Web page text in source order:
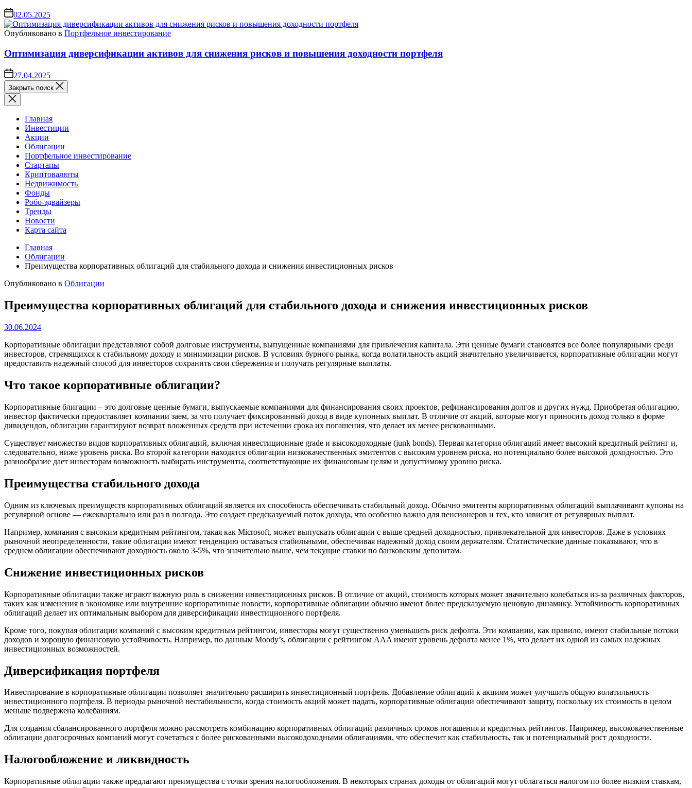
02.05.2025
Опубликовано в Портфельное инвестирование
Оптимизация диверсификации активов для снижения рисков и повышения доходности портфеля
27.04.2025
Закрыть поиск
Главная
Инвестиции
Акции
Облигации
Портфельное инвестирование
Стартапы
Криптовалюты
Недвижимость
Фонды
Робо-эдвайзеры
Тренды
Новости
Карта сайта
Главная
Облигации
Преимущества корпоративных облигаций для стабильного дохода и снижения инвестиционных рисков
Опубликовано в Облигации
Преимущества корпоративных облигаций для стабильного дохода и снижения инвестиционных рисков
30.06.2024
Корпоративные облигации представляют собой долговые инструменты, выпущенные компаниями для привлечения капитала. Эти ценные бумаги становятся все более популярными среди
инвесторов, стремящихся к стабильному доходу и минимизации рисков. В условиях бурного рынка, когда волатильность акций значительно увеличивается, корпоративные облигации могут
предоставить надежный способ для инвесторов сохранить свои сбережения и получать регулярные выплаты.
Что такое корпоративные облигации?
Корпоративные блигации – это долговые ценные бумаги, выпускаемые компаниями для финансирования своих проектов, рефинансирования долгов и других нужд. Приобретая облигацию,
инвестор фактически предоставляет компании заем, за что получает фиксированный доход в виде купонных выплат. В отличие от акций, которые могут приносить доход только в форме
дивидендов, облигации гарантируют возврат вложенных средств при истечении срока их погашения, что делает их менее рискованными.
Существует множество видов корпоративных облигаций, включая инвестиционные grade и высокодоходные (junk bonds). Первая категория облигаций имеет высокий кредитный рейтинг и,
следовательно, ниже уровень риска. Во второй категории находятся облигации низкокачественных эмитентов с высоким уровнем риска, но потенциально более высокой доходностью. Это
разнообразие дает инвесторам возможность выбирать инструменты, соответствующие их финансовым целям и допустимому уровню риска.
Преимущества стабильного дохода
Одним из ключевых преимуществ корпоративных облигаций является их способность обеспечивать стабильный доход. Обычно эмитенты корпоративных облигаций выплачивают купоны на
регулярной основе — ежеквартально или раз в полгода. Это создает предсказуемый поток дохода, что особенно важно для пенсионеров и тех, кто зависит от регулярных выплат.
Например, компания с высоким кредитным рейтингом, такая как Microsoft, может выпускать облигации с выше средней доходностью, привлекательной для инвесторов. Даже в условиях
рыночной неопределенности, такие облигации имеют тенденцию оставаться стабильными, обеспечивая надежный доход своим держателям. Статистические данные показывают, что в
среднем облигации обеспечивают доходность около 3-5%, что значительно выше, чем текущие ставки по банковским депозитам.
Снижение инвестиционных рисков
Корпоративные облигации также играют важную роль в снижении инвестиционных рисков. В отличие от акций, стоимость которых может значительно колебаться из-за различных факторов,
таких как изменения в экономике или внутренние корпоративные новости, корпоративные облигации обычно имеют более предсказуемую ценовую динамику. Устойчивость корпоративных
облигаций делает их оптимальным выбором для диверсификации инвестиционного портфеля.
Кроме того, покупая облигации компаний с высоким кредитным рейтингом, инвесторы могут существенно уменьшить риск дефолта. Эти компании, как правило, имеют стабильные потоки
доходов и хорошую финансовую устойчивость. Например, по данным Moody’s, облигации с рейтингом AAA имеют уровень дефолта менее 1%, что делает их одной из самых надежных
инвестиционных возможностей.
Диверсификация портфеля
Инвестирование в корпоративные облигации позволяет значительно расширить инвестиционный портфель. Добавление облигаций к акциям может улучшить общую волатильность
инвестиционного портфеля. В периоды рыночной нестабильности, когда стоимость акций может падать, корпоративные облигации обеспечивают защиту, поскольку их стоимость в целом
меньше подвержена колебаниям.
Для создания сбалансированного портфеля можно рассмотреть комбинацию корпоративных облигаций различных сроков погашения и кредитных рейтингов. Например, высококачественные
облигации долгосрочных компаний могут сочетаться с более рискованными высокодоходными облигациями, что обеспечит как стабильность, так и потенциальный рост доходности.
Налогообложение и ликвидность
Корпоративные облигации также предлагают преимущества с точки зрения налогообложения. В некоторых странах доходы от облигаций могут облагаться налогом по более низким ставкам,